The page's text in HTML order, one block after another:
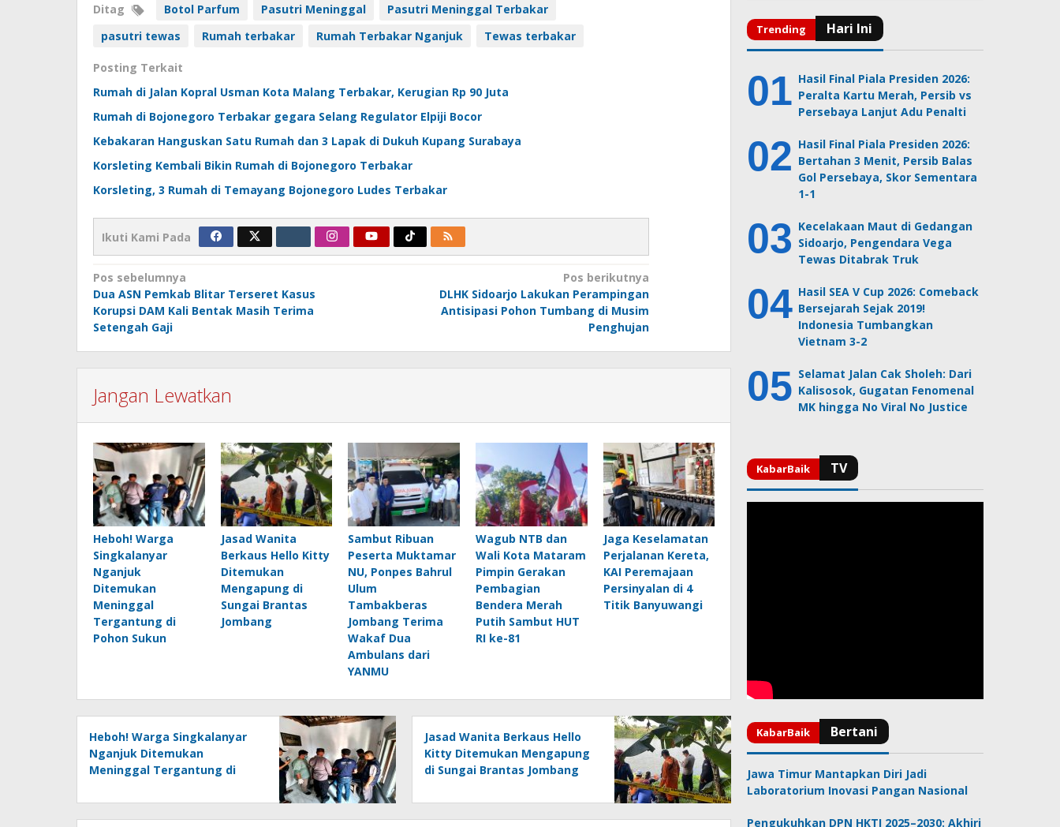
Ditag Botol Parfum Pasutri Meninggal
Pasutri Meninggal Terbakar
pasutri tewas
Rumah terbakar Rumah Terbakar Nganjuk Tewas terbakar
Posting Terkait
Rumah di Jalan Kopral Usman Kota Malang Terbakar, Kerugian Rp 90 Juta
Rumah di Bojonegoro Terbakar gegara Selang Regulator Elpiji Bocor
Kebakaran Hanguskan Satu Rumah dan 3 Lapak di Dukuh Kupang Surabaya
Korsleting Kembali Bikin Rumah di Bojonegoro Terbakar
Korsleting, 3 Rumah di Temayang Bojonegoro Ludes Terbakar
Ikuti Kami Pada
Navigasi
pos
Pos sebelumnya
Dua ASN Pemkab Blitar Terseret Kasus
Korupsi DAM Kali Bentak Masih Terima
Setengah Gaji
Pos berikutnya
DLHK Sidoarjo Lakukan Perampingan
Antisipasi Pohon Tumbang di Musim
Penghujan
Jangan Lewatkan
Heboh! Warga
Singkalanyar
Nganjuk
Ditemukan
Meninggal
Tergantung di
Pohon Sukun
Jasad Wanita
Berkaus Hello Kitty
Ditemukan
Mengapung di
Sungai Brantas
Jombang
Sambut Ribuan
Peserta Muktamar
NU, Ponpes Bahrul
Ulum
Tambakberas
Jombang Terima
Wakaf Dua
Ambulans dari
YANMU
Wagub NTB dan
Wali Kota Mataram
Pimpin Gerakan
Pembagian
Bendera Merah
Putih Sambut HUT
RI ke-81
Jaga Keselamatan
Perjalanan Kereta,
KAI Peremajaan
Persinyalan di 4
Titik Banyuwangi
Heboh! Warga Singkalanyar
Nganjuk Ditemukan
Meninggal Tergantung di
Jasad Wanita Berkaus Hello
Kitty Ditemukan Mengapung
di Sungai Brantas Jombang
Hasil Final Piala Presiden 2026:
Peralta Kartu Merah, Persib vs
Persebaya Lanjut Adu Penalti
Hasil Final Piala Presiden 2026:
Bertahan 3 Menit, Persib Balas
Gol Persebaya, Skor Sementara
1-1
Kecelakaan Maut di Gedangan
Sidoarjo, Pengendara Vega
Tewas Ditabrak Truk
Hasil SEA V Cup 2026: Comeback
Bersejarah Sejak 2019!
Indonesia Tumbangkan
Vietnam 3-2
Selamat Jalan Cak Sholeh: Dari
Kalisosok, Gugatan Fenomenal
MK hingga No Viral No Justice
Jawa Timur Mantapkan Diri Jadi
Laboratorium Inovasi Pangan Nasional
Pengukuhkan DPN HKTI 2025–2030: Akhiri